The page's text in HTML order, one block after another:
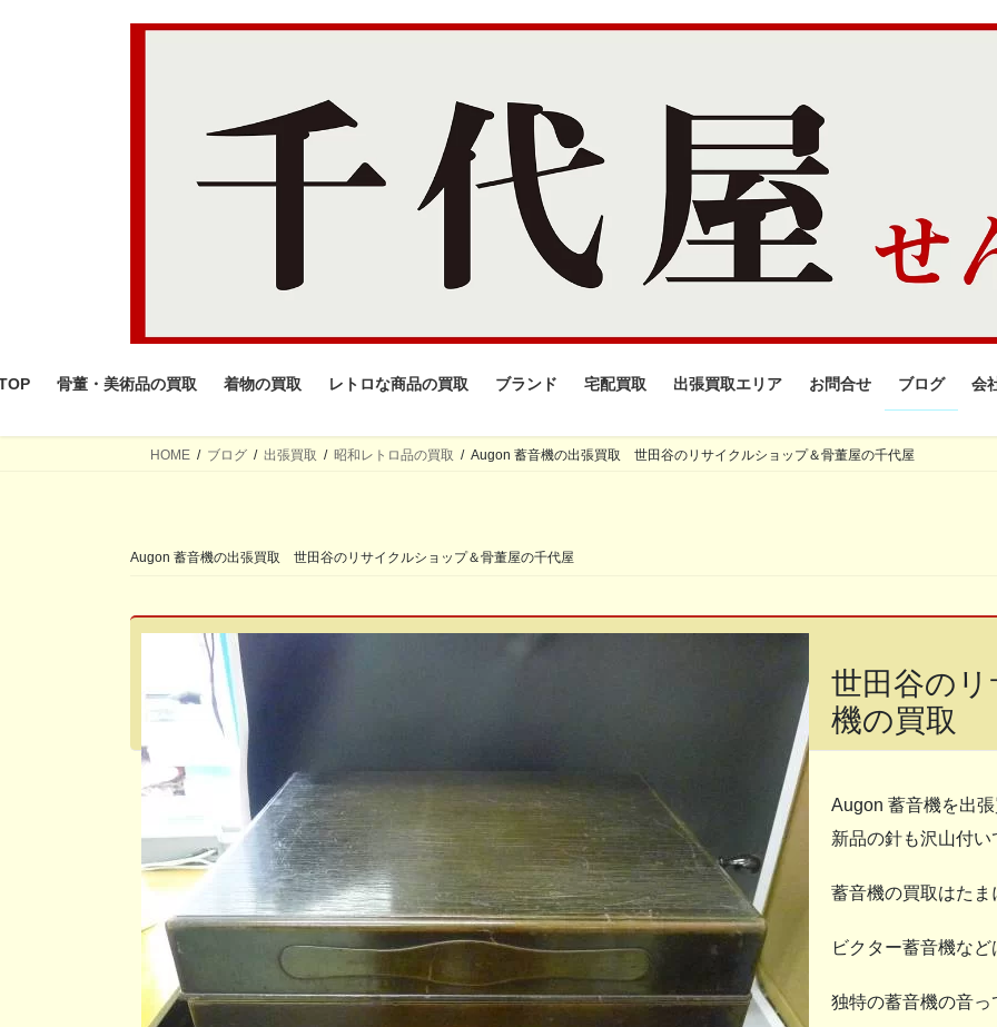
骨董・美術品の買取 着物の買取 レトロな商品の買取 ブランド 宅配買取 出張買取エリア お問合せ ブログ 会
HOME ブログ 出張買取 昭和レトロ品の買取 Augon 蓄音機の出張買取 世田谷のリサイクルショップ＆骨董屋の千代屋
Augon 蓄音機の出張買取 世田谷のリサイクルショップ＆骨董屋の千代屋
世田谷の
機の買取
Augon 蓄音機を出
新品の針も沢山付
蓄音機の買取はた
ビクター蓄音機な
独特の蓄音機の音